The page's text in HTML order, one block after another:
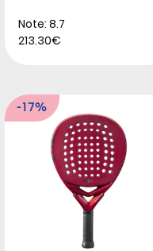
Note: 8.7
213.30€
-17%